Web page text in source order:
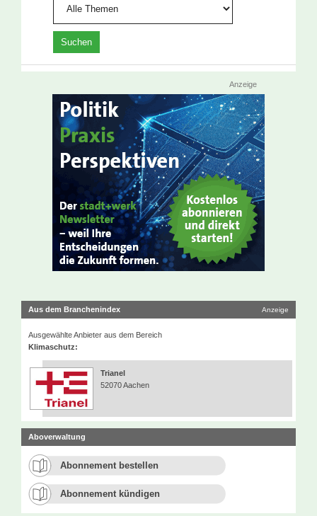
Anzeige
Aus dem Branchenindex Anzeige
Ausgewählte Anbieter aus dem Bereich
Klimaschutz:
Trianel
52070 Aachen
Aboverwaltung
Abonnement bestellen
Abonnement kündigen